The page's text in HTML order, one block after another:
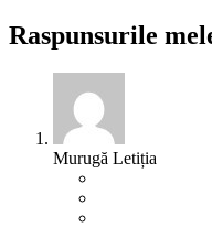
Raspunsurile
Murugă Letiția